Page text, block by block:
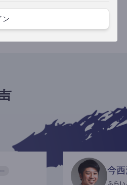
ン
今
ふらい